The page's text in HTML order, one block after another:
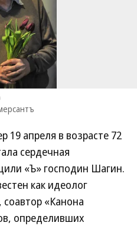
апреля в возрасте 72
сердечная
«Ъ» господин Шагин.
как идеолог
«Канона
определивших